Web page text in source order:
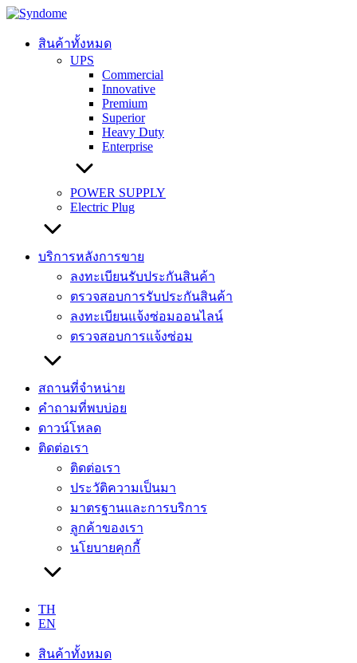
Skip
contentสินค้าทั้งหมด
UPS
Commercial
Innovative
Premium
Superior
Heavy Duty
Enterprise
POWER SUPPLY
Electric Plug
บริการหลังการขาย
ลงทะเบียนรับประกันสินค้า
ตรวจสอบการรับประกันสินค้า
ลงทะเบียนแจ้งซ่อมออนไลน์
ตรวจสอบการแจ้งซ่อม
สถานที่จำหน่าย
คำถามที่พบบ่อย
ดาวน์โหลด
ติดต่อเรา
ติดต่อเรา
ประวัติความเป็นมา
มาตรฐานและการบริการ
ลูกค้าของเรา
นโยบายคุกกี้
TH
EN
สินค้าทั้งหมด